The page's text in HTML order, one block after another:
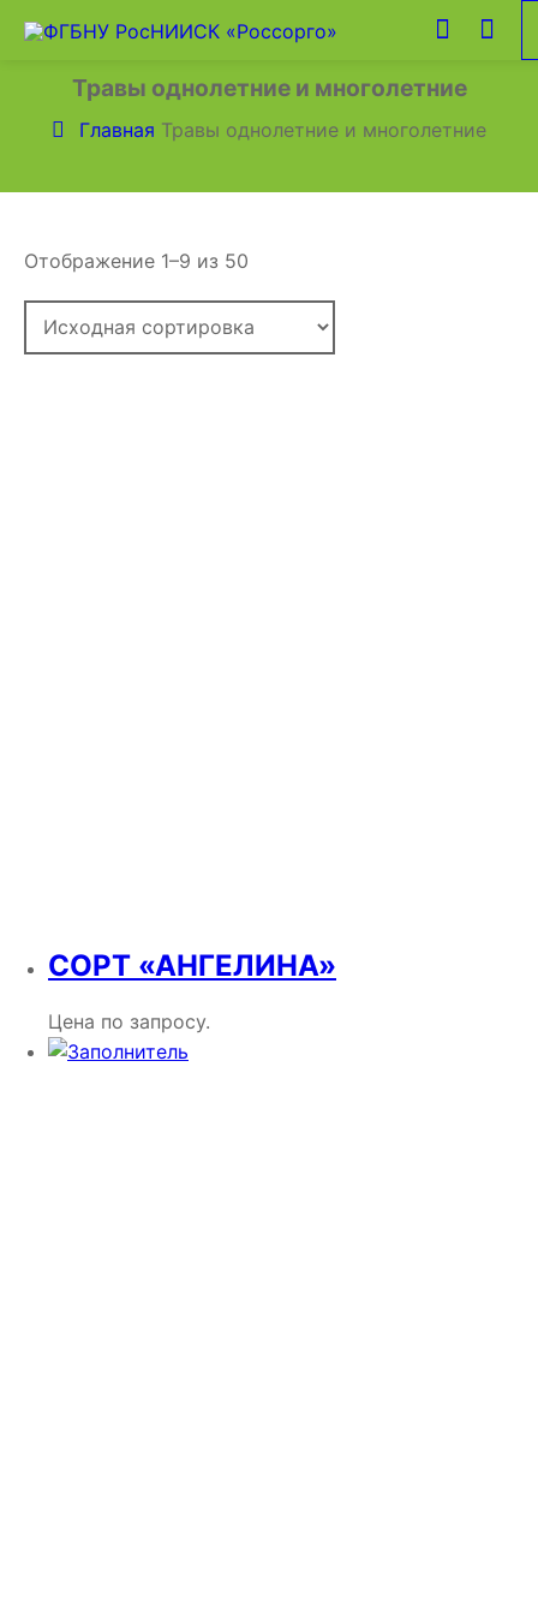
Травы однолетние и многолетние
Главная Травы однолетние и многолетние
Отображение 1–9 из 50
СОРТ «АНГЕЛИНА»
Цена по запросу.